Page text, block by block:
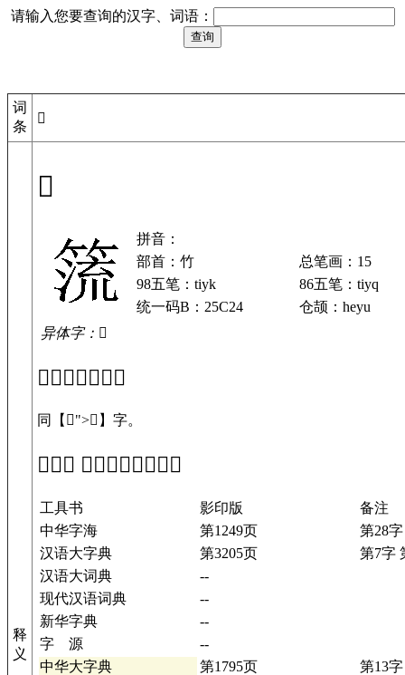
请输入您要查询的汉字、词语：
词
条
𥰤
释
义
𥰤
拼音：
部首：竹
总笔画：15
98五笔：tiyk
86五笔：tiyq
统一码B：25C24
仓颉：heyu
异体字：𥰣
「𥰤」基本解释
同【𥰣">𥰣 】字。
「𥰤」 在工具书中的解释
工具书 影印版
备注
中华字海
第1249页
第28字
汉语大字典
第3205页
第7字
汉语大词典
--
现代汉语词典
--
新华字典
--
字 源
--
中华大字典
第1795页
第13字